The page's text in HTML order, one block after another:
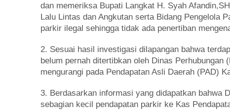
dan memeriksa Bupati Langkat H. Syah
Lalu Lintas dan Angkutan serta Bidang Pengelola
parkir ilegal sehingga tidak ada penertiban
2. Sesuai hasil investigasi dilapangan bahwa
belum pernah ditertibkan oleh Dinas
mengurangi pada Pendapatan Asli Daerah (PAD)
3. Berdasarkan informasi yang didapatkan bahwa
sebagian kecil pendapatan parkir ke Kas